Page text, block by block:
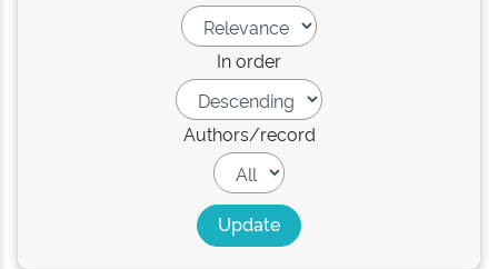
In order
Authors/record